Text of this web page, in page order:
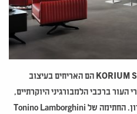
KORIUM הם האריחים בעיצוב
ברכבי הלמבורגיני היוקרתיים,
שתמיד היו שם נרדף לאלגנטיות ועידון. החתימה של Tonino Lamborghini